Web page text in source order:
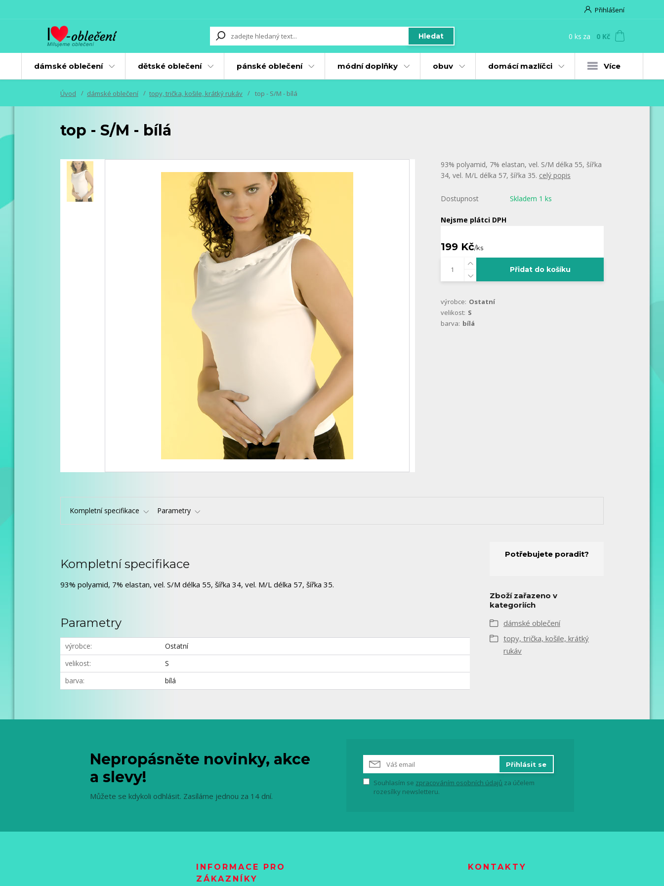
Přihlášení
Hledat 0 ks za 0 Kč
dámské oblečení dětské oblečení pánské oblečení módní doplňky obuv domácí mazlíčci Více
Úvod dámské oblečení topy, trička, košile, krátký rukáv top - S/M - bílá
top - S/M - bílá
93% polyamid, 7% elastan, vel. S/M délka 55, šířka
34, vel. M/L délka 57, šířka 35. celý popis
Dostupnost Skladem 1 ks
Nejsme plátci DPH
199 Kč/ks
Přidat do košíku
výrobce: Ostatní
velikost: S
barva: bílá
Kompletní specifikace Parametry
Kompletní specifikace
93% polyamid, 7% elastan, vel. S/M délka 55, šířka 34, vel. M/L délka 57, šířka 35.
Parametry
výrobce
Ostatní
velikost
S
barva
bílá
Potřebujete poradit?
Zboží zařazeno v
kategoriích
dámské oblečení
topy, trička, košile, krátký
rukáv
Nepropásněte novinky, akce
a slevy!
Můžete se kdykoli odhlásit. Zasíláme jednou za 14 dní.
Přihlásit se
Souhlasím se zpracováním osobních údajů za účelem
rozesílky newsletteru.
INFORMACE PRO
ZÁKAZNÍKY
KONTAKTY